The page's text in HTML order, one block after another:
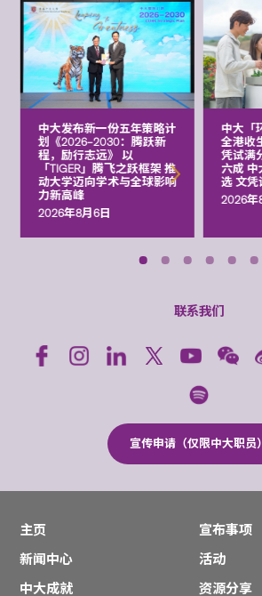
中大发布新一份五年策略计
划《2026‒2030：腾跃新
程，励行志远》 以
「TIGER」腾飞之跃框架 推
动大学迈向学术与全球影响
力新高峰
2026年8月6日
中大「
全港收
凭试满
六成 中
选 文凭
2026年
联系我们
宣传申请（仅限中大职员）
主页
宣布事项
新闻中心
活动
中大成就
资源分享